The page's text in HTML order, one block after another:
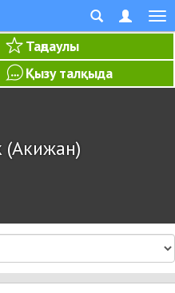
Таңдаулы
Қызу талқыда
(Акижан)